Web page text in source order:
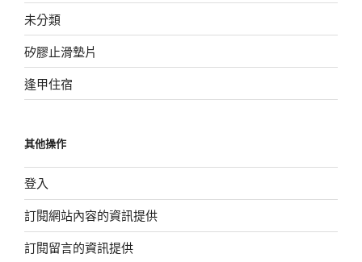
未分類
矽膠止滑墊片
逢甲住宿
其他操作
登入
訂閱網站內容的資訊提供
訂閱留言的資訊提供